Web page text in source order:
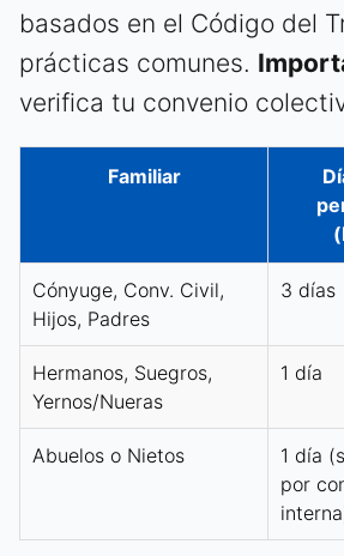
basados en el Código del
prácticas comunes.
verifica tu convenio
Familiar
Cónyuge, Conv. Civil,
Hijos, Padres
3 días
Hermanos, Suegros,
Yernos/Nueras
1 día
Abuelos o Nietos
1 día
por